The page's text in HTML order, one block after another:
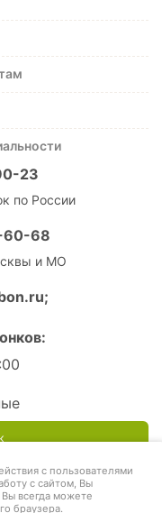
23
по России
60-68
и МО
с пользователями
с сайтом, Вы
всегда можете
браузера.